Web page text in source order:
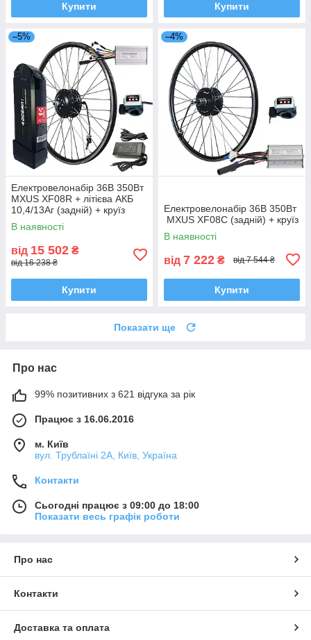
Купити Купити
–5%
Електровелонабір 36В 350Вт
MXUS XF08R + літієва АКБ
10,4/13Аг (задній) + круїз
В наявності
від 15 502 ₴
від 16 238 ₴
Купити
–4%
Електровелонабір 36В 350Вт
MXUS XF08C (задній) + круїз
В наявності
від 7 222 ₴ від 7 544 ₴
Купити
Показати ще
Про нас
99% позитивних з 621 відгука за рік
Працює з 16.06.2016
м. Київ
вул. Трублаїні 2А, Київ, Україна
Контакти
Сьогодні працює з 09:00 до 18:00
Показати весь графік роботи
Про нас
Контакти
Доставка та оплата